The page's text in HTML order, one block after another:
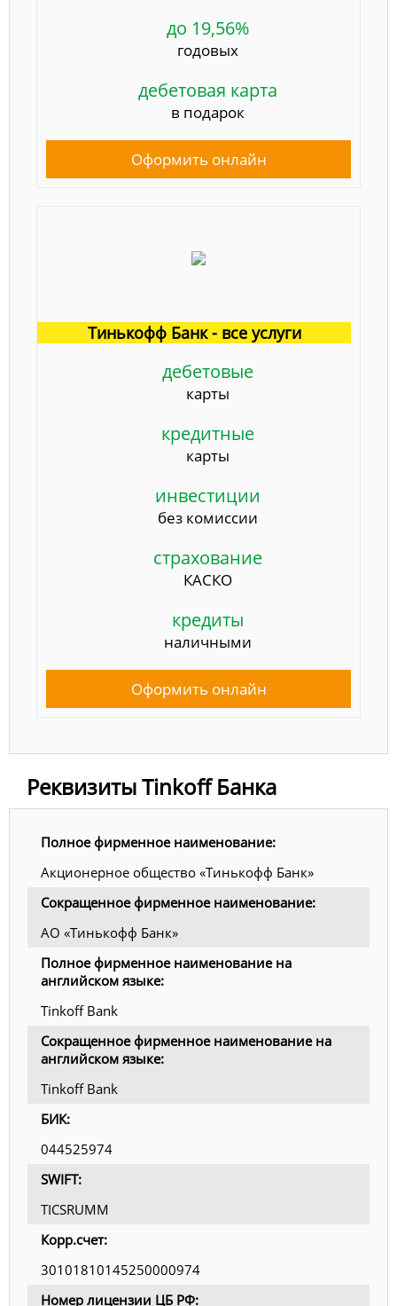
до 19,56%
годовых
дебетовая карта
в подарок
Оформить онлайн
Тинькофф Банк - все услуги
дебетовые
карты
кредитные
карты
инвестиции
без комиссии
страхование
КАСКО
кредиты
наличными
Оформить онлайн
Реквизиты Tinkoff Банка
Полное фирменное наименование:
Акционерное общество «Тинькофф Банк»
Сокращенное фирменное наименование:
АО «Тинькофф Банк»
Полное фирменное наименование на
английском языке:
Tinkoff Bank
Сокращенное фирменное наименование на
английском языке:
Tinkoff Bank
БИК:
044525974
SWIFT:
TICSRUMM
Корр.счет:
30101810145250000974
Номер лицензии ЦБ РФ: